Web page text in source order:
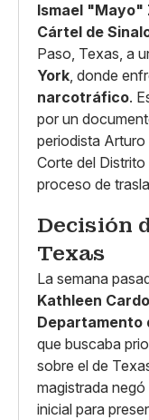
Ismael "Mayo"
Cártel de
Paso, Texas, a
York, donde
narcotráfico.
por un
periodista Arturo
Corte del
proceso de
Decisión
Texas
La semana
Kathleen
Departamento
que buscaba
sobre el de
magistrada
inicial para